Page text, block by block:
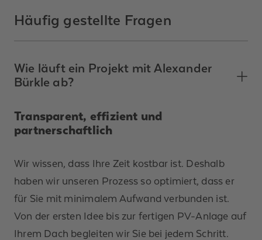
Häufig gestellte Fragen
Wie läuft ein Projekt mit Alexander
Bürkle ab?
Transparent, effizient und
partnerschaftlich
Wir wissen, dass Ihre Zeit kostbar ist. Deshalb
haben wir unseren Prozess so optimiert, dass er
für Sie mit minimalem Aufwand verbunden ist.
Von der ersten Idee bis zur fertigen PV-Anlage auf
Ihrem Dach begleiten wir Sie bei jedem Schritt.